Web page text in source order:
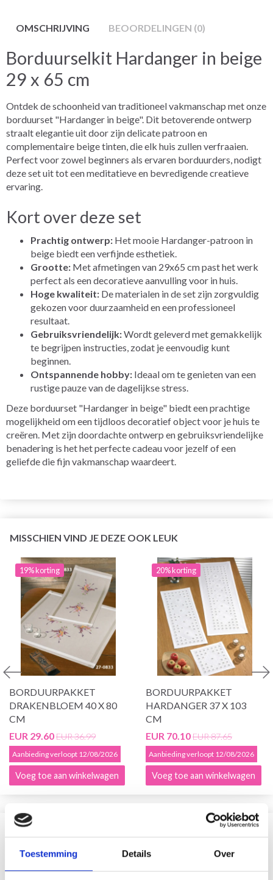
Toestemming Details Over
OMSCHRIJVING BEOORDELINGEN (0)
Borduurselkit Hardanger in beige
29 x 65 cm
Ontdek de schoonheid van traditioneel vakmanschap met onze
borduurset "Hardanger in beige". Dit betoverende ontwerp
straalt elegantie uit door zijn delicate patroon en
complementaire beige tinten, die elk huis zullen verfraaien.
Perfect voor zowel beginners als ervaren borduurders, nodigt
deze set uit tot een meditatieve en bevredigende creatieve
ervaring.
Kort over deze set
Prachtig ontwerp: Het mooie Hardanger-patroon in
beige biedt een verfijnde esthetiek.
Grootte: Met afmetingen van 29x65 cm past het werk
perfect als een decoratieve aanvulling voor in huis.
Hoge kwaliteit: De materialen in de set zijn zorgvuldig
gekozen voor duurzaamheid en een professioneel
resultaat.
Gebruiksvriendelijk:Wordt geleverd met gemakkelijk
te begrijpen instructies, zodat je eenvoudig kunt
beginnen.
Ontspannende hobby: Ideaal om te genieten van een
rustige pauze van de dagelijkse stress.
Deze borduurset "Hardanger in beige" biedt een prachtige
mogelijkheid om een tijdloos decoratief object voor je huis te
creëren. Met zijn doordachte ontwerp en gebruiksvriendelijke
benadering is het het perfecte cadeau voor jezelf of een
geliefde die fijn vakmanschap waardeert.
MISSCHIEN VIND JE DEZE OOK LEUK
19% korting
BORDUURPAKKET
DRAKENBLOEM 40 X 80
CM
EUR 29.60EUR 36.99
Aanbieding verloopt 12/08/2026
Voeg toe aan winkelwagen
20% korting
BORDUURPAKKET
HARDANGER 37 X 103
CM
EUR 70.10EUR 87.65
Aanbieding verloopt 12/08/2026
Voeg toe aan winkelwagen